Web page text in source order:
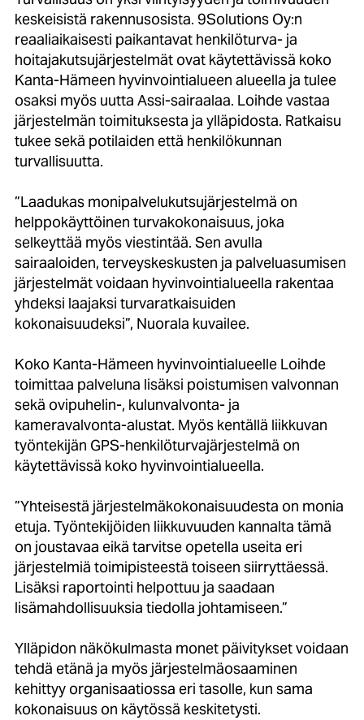
keskeisistä rakennusosista. 9Solutions Oy:n
reaaliaikaisesti paikantavat henkilöturva- ja
hoitajakutsujärjestelmät ovat käytettävissä koko
Kanta-Hämeen hyvinvointialueen alueella ja tulee
osaksi myös uutta Assi-sairaalaa. Loihde vastaa
järjestelmän toimituksesta ja ylläpidosta. Ratkaisu
tukee sekä potilaiden että henkilökunnan
turvallisuutta.
”Laadukas monipalvelukutsujärjestelmä on
helppokäyttöinen turvakokonaisuus, joka
selkeyttää myös viestintää. Sen avulla
sairaaloiden, terveyskeskusten ja palveluasumisen
järjestelmät voidaan hyvinvointialueella rakentaa
yhdeksi laajaksi turvaratkaisuiden
kokonaisuudeksi”, Nuorala kuvailee.
Koko Kanta-Hämeen hyvinvointialueelle Loihde
toimittaa palveluna lisäksi poistumisen valvonnan
sekä ovipuhelin-, kulunvalvonta- ja
kameravalvonta-alustat. Myös kentällä liikkuvan
työntekijän GPS-henkilöturvajärjestelmä on
käytettävissä koko hyvinvointialueella.
”Yhteisestä järjestelmäkokonaisuudesta on monia
etuja. Työntekijöiden liikkuvuuden kannalta tämä
on joustavaa eikä tarvitse opetella useita eri
järjestelmiä toimipisteestä toiseen siirryttäessä.
Lisäksi raportointi helpottuu ja saadaan
lisämahdollisuuksia tiedolla johtamiseen.”
Ylläpidon näkökulmasta monet päivitykset voidaan
tehdä etänä ja myös järjestelmäosaaminen
kehittyy organisaatiossa eri tasolle, kun sama
kokonaisuus on käytössä keskitetysti.